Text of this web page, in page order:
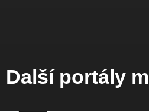
Další portály